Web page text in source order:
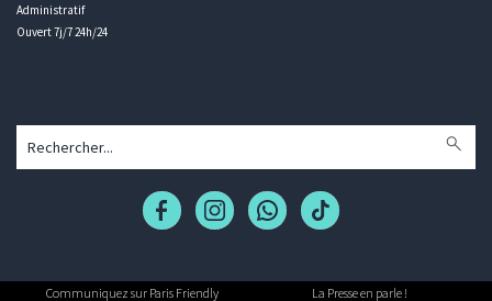
Administratif
Ouvert 7j/7 24h/24
Communiquez sur Paris Friendly La Presse en parle !